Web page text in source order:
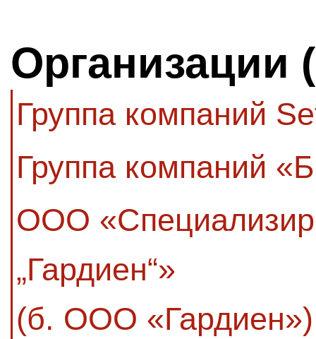
Организации
Группа компаний
Группа компаний
ООО
„Гардиен“»
(б. ООО «Гардиен»)